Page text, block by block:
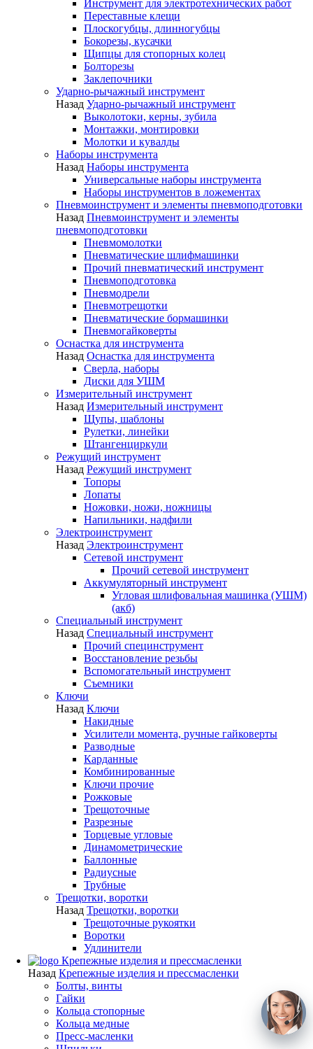
Инструмент для электротехнических работ
Переставные клещи
Плоскогубцы, длинногубцы
Бокорезы, кусачки
Щипцы для стопорных колец
Болторезы
Заклепочники
Ударно-рычажный инструмент
Назад Ударно-рычажный инструмент
Выколотоки, керны, зубила
Монтажки, монтировки
Молотки и кувалды
Наборы инструмента
Назад Наборы инструмента
Универсальные наборы инструмента
Наборы инструментов в ложементах
Пневмоинструмент и элементы пневмоподготовки
Назад Пневмоинструмент и элементы
пневмоподготовки
Пневмомолотки
Пневматические шлифмашинки
Прочий пневматический инструмент
Пневмоподготовка
Пневмодрели
Пневмотрещотки
Пневматические бормашинки
Пневмогайковерты
Оснастка для инструмента
Назад Оснастка для инструмента
Сверла, наборы
Диски для УШМ
Измерительный инструмент
Назад Измерительный инструмент
Щупы, шаблоны
Рулетки, линейки
Штангенциркули
Режущий инструмент
Назад Режущий инструмент
Топоры
Лопаты
Ножовки, ножи, ножницы
Напильники, надфили
Электроинструмент
Назад Электроинструмент
Сетевой инструмент
Прочий сетевой инструмент
Аккумуляторный инструмент
Угловая шлифовальная машинка (УШМ)
(акб)
Специальный инструмент
Назад Специальный инструмент
Прочий специнструмент
Восстановление резьбы
Вспомогательный инструмент
Съемники
Ключи
Назад Ключи
Накидные
Усилители момента, ручные гайковерты
Разводные
Карданные
Комбинированные
Ключи прочие
Рожковые
Трещоточные
Разрезные
Торцевые угловые
Динамометрические
Баллонные
Радиусные
Трубные
Трещотки, воротки
Назад Трещотки, воротки
Трещоточные рукоятки
Воротки
Удлинители
Крепежные изделия и прессмасленки
Назад Крепежные изделия и прессмасленки
Болты, винты
Гайки
Кольца стопорные
Кольца медные
Пресс-масленки